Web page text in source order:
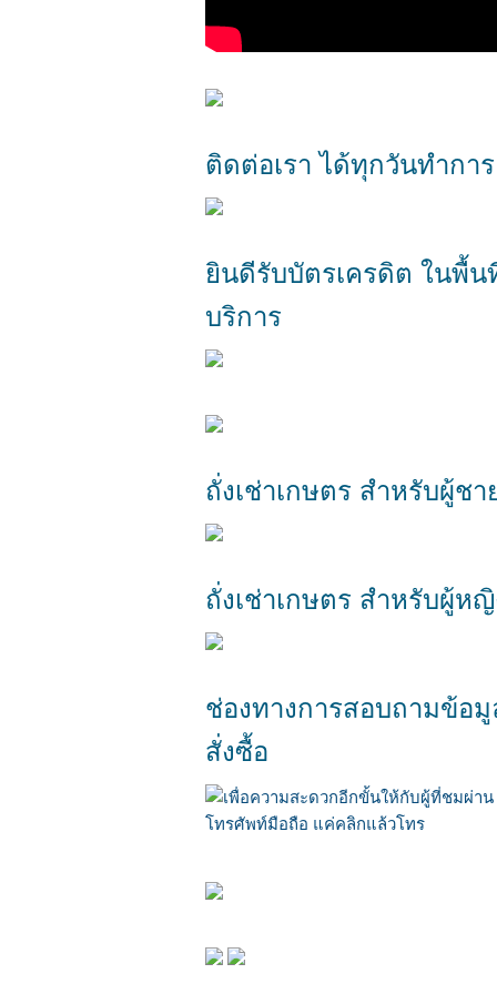
ติดต่อเรา ได้ทุกวันทำการ
ยินดีรับบัตรเครดิต ในพื้น
บริการ
ถั่งเช่าเกษตร สำหรับผู้ชา
ถั่งเช่าเกษตร สำหรับผู้หญิ
ช่องทางการสอบถามข้อ
สั่งซื้อ